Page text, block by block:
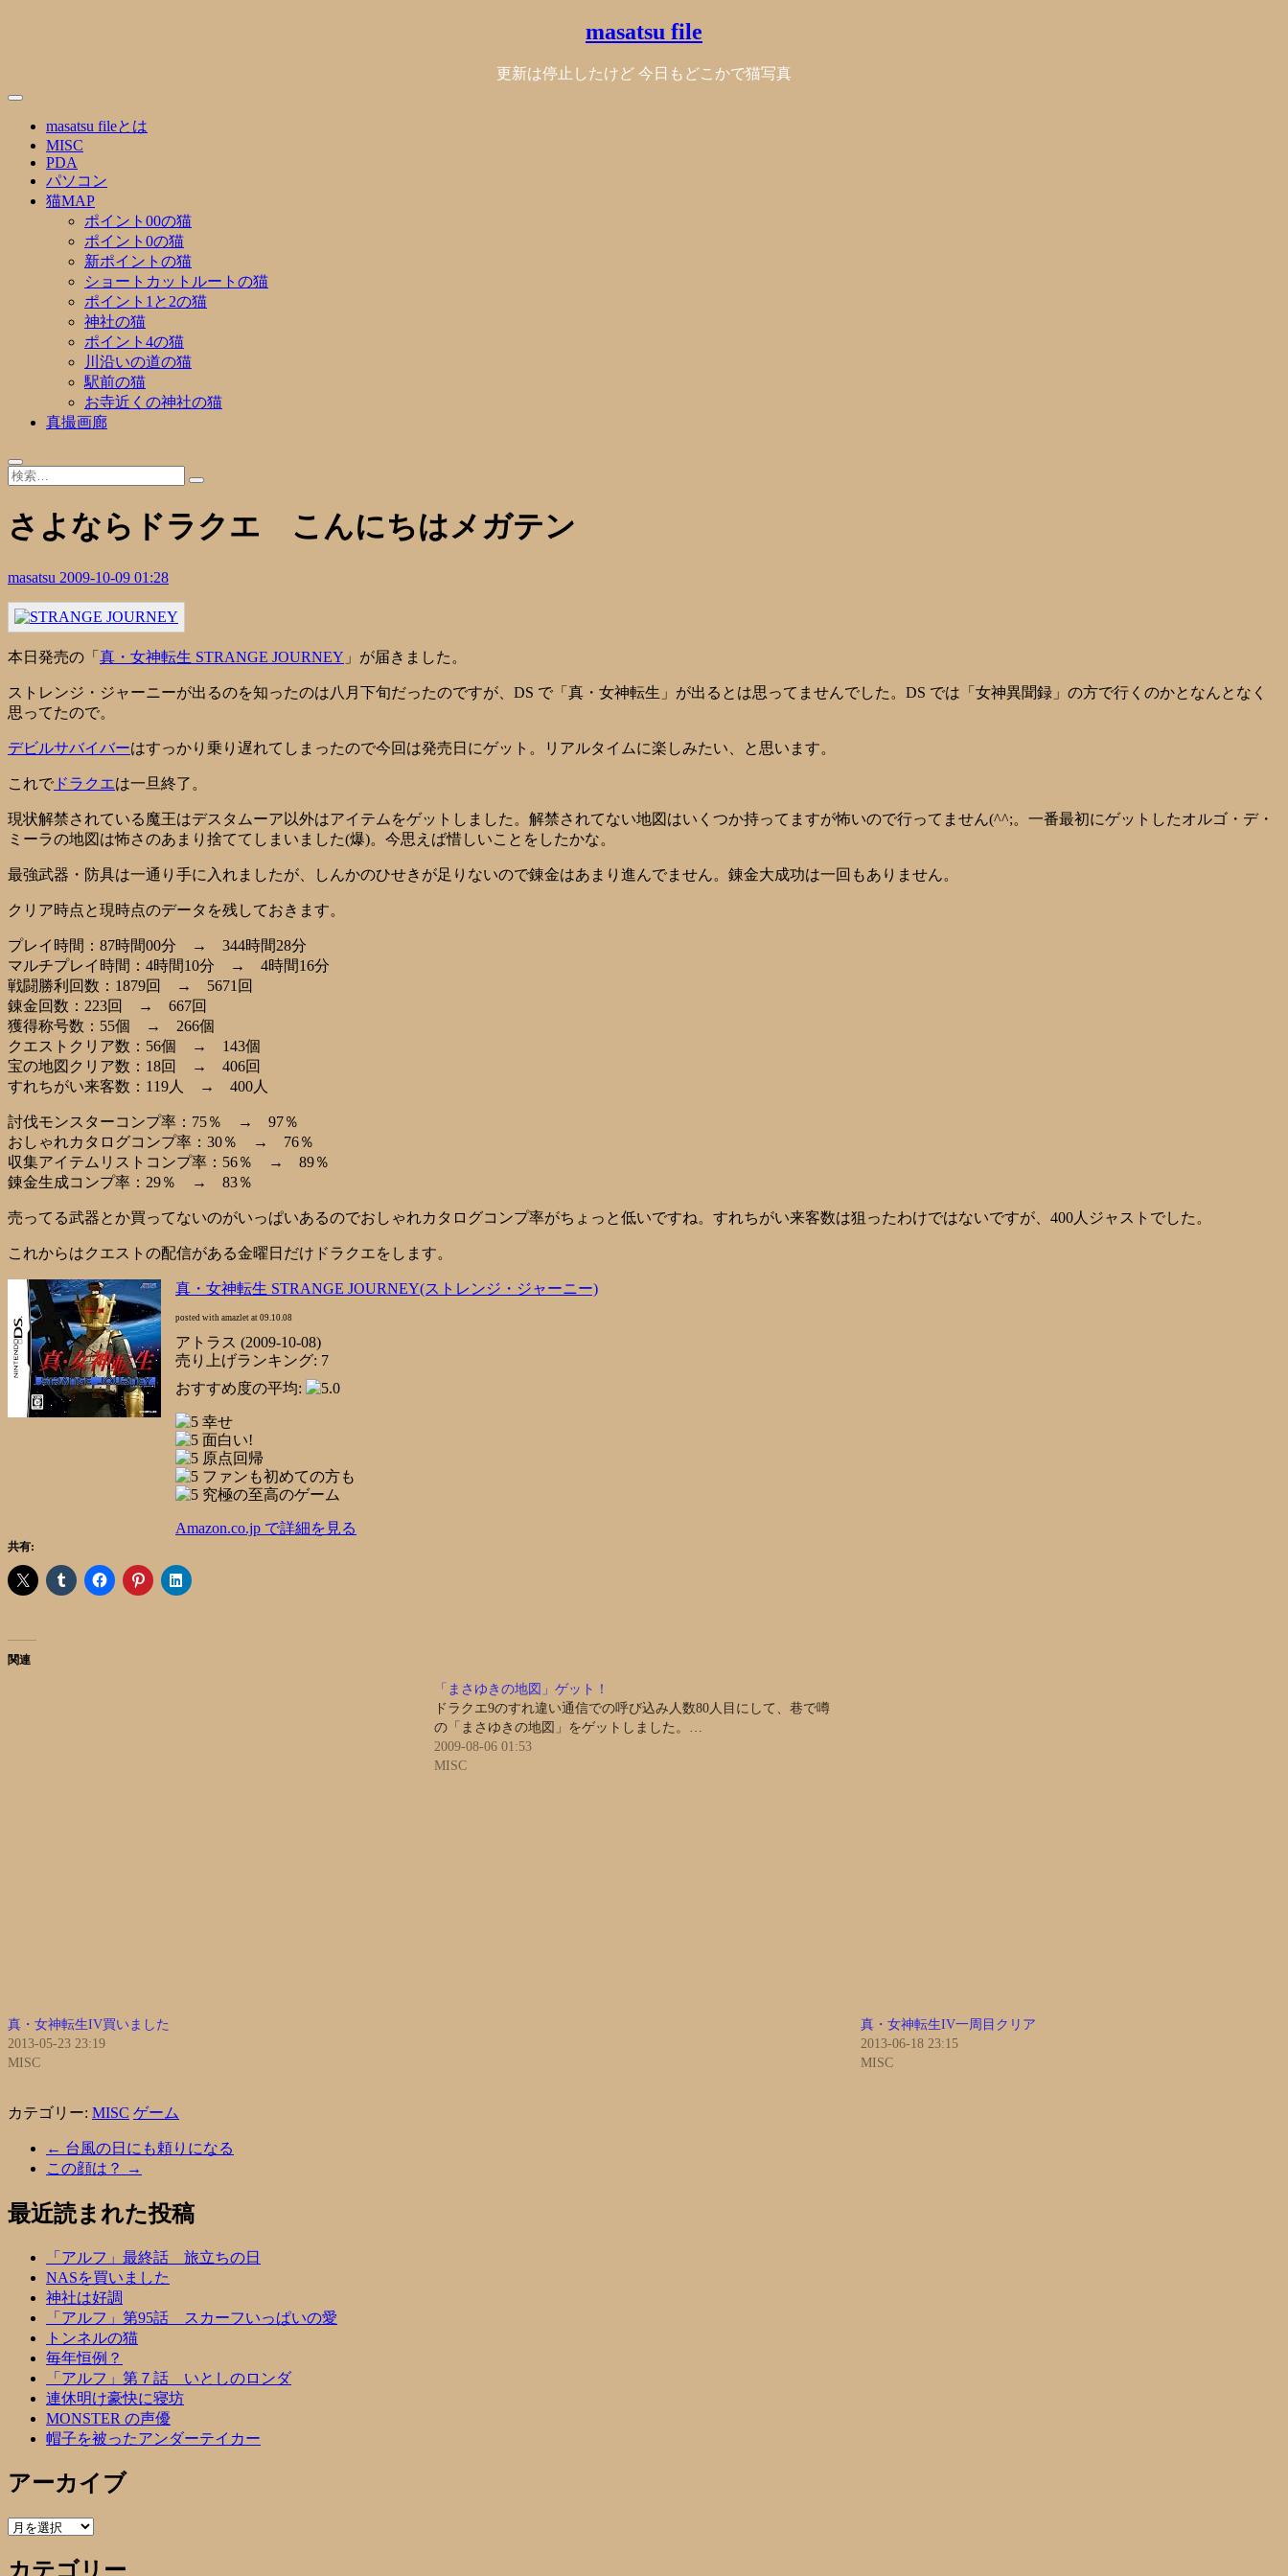
masatsu file
更新は停止したけど 今日もどこかで猫写真
masatsu fileとは
MISC
PDA
パソコン
猫MAP
ポイント00の猫
ポイント0の猫
新ポイントの猫
ショートカットルートの猫
ポイント1と2の猫
神社の猫
ポイント4の猫
川沿いの道の猫
駅前の猫
お寺近くの神社の猫
真撮画廊
さよならドラクエ こんにちはメガテン
masatsu 2009-10-09 01:28
本日発売の「 真・女神転生 STRANGE JOURNEY 」が届きました。
ストレンジ・ジャーニーが出るのを知ったのは八月下旬だったのですが、DS で「真・女神転生」が出るとは思ってませんでした。DS では「女神異聞録」の方で行くのかとなんとなく
思ってたので。
デビルサバイバーはすっかり乗り遅れてしまったので今回は発売日にゲット。リアルタイムに楽しみたい、と思います。
これで ドラクエは一旦終了。
現状解禁されている魔王はデスタムーア以外はアイテムをゲットしました。解禁されてない地図はいくつか持ってますが怖いので行ってません(^^;。一番最初にゲットしたオルゴ・デ・
ミーラの地図は怖さのあまり捨ててしまいました(爆)。今思えば惜しいことをしたかな。
最強武器・防具は一通り手に入れましたが、しんかのひせきが足りないので錬金はあまり進んでません。錬金大成功は一回もありません。
クリア時点と現時点のデータを残しておきます。
プレイ時間：87時間00分 → 344時間28分
マルチプレイ時間：4時間10分 → 4時間16分
戦闘勝利回数：1879回 → 5671回
錬金回数：223回 → 667回
獲得称号数：55個 → 266個
クエストクリア数：56個 → 143個
宝の地図クリア数：18回 → 406回
すれちがい来客数：119人 → 400人
討伐モンスターコンプ率：75％ → 97％
おしゃれカタログコンプ率：30％ → 76％
収集アイテムリストコンプ率：56％ → 89％
錬金生成コンプ率：29％ → 83％
売ってる武器とか買ってないのがいっぱいあるのでおしゃれカタログコンプ率がちょっと低いですね。すれちがい来客数は狙ったわけではないですが、400人ジャストでした。
これからはクエストの配信がある金曜日だけドラクエをします。
真・女神転生 STRANGE JOURNEY(ストレンジ・ジャーニー)
posted with amazlet at 09.10.08
アトラス (2009-10-08)
売り上げランキング: 7
おすすめ度の平均:
幸せ
面白い!
原点回帰
ファンも初めての方も
究極の至高のゲーム
Amazon.co.jp で詳細を見る
共有:
関連
真・女神転生IV買いました
2013-05-23 23:19
MISC
「まさゆきの地図」ゲット！
ドラクエ9のすれ違い通信での呼び込み人数80人目にして、巷で噂
の「まさゆきの地図」をゲットしました。…
2009-08-06 01:53
MISC
真・女神転生IV一周目クリア
2013-06-18 23:15
MISC
カテゴリー: MISC ゲーム
← 台風の日にも頼りになる
この顔は？
→
最近読まれた投稿
「アルフ」最終話 旅立ちの日
NASを買いました
神社は好調
「アルフ」第95話 スカーフいっぱいの愛
トンネルの猫
毎年恒例？
「アルフ」第７話 いとしのロンダ
連休明け豪快に寝坊
MONSTER の声優
帽子を被ったアンダーテイカー
アーカイブ
ア
カ
カテゴリー